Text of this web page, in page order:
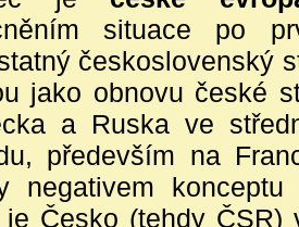
situace po
československý
jako obnovu české
a Ruska ve
především na
negativem
Česko (tehdy ČSR)